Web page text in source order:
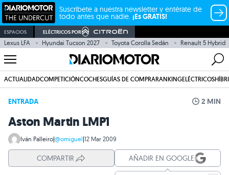
Suscríbete a nuestra newsletter y entérate de
todo antes que nadie. ¡Es GRATIS!
ESPACIOS ELÉCTRICOS POR
Lexus LFA Hyundai Tucson 2027 Toyota Corolla Sedán Renault 5 Hybrid
ACTUALIDADCOMPETICIÓNCOCHESGUÍAS DE COMPRARANKINGELÉCTRICOS
ENTRADA 2 MIN
Aston Martin LMP1
Iván Palleiro|@omiguel|12 Mar 2009
COMPARTIR AÑADIR EN GOOGLE